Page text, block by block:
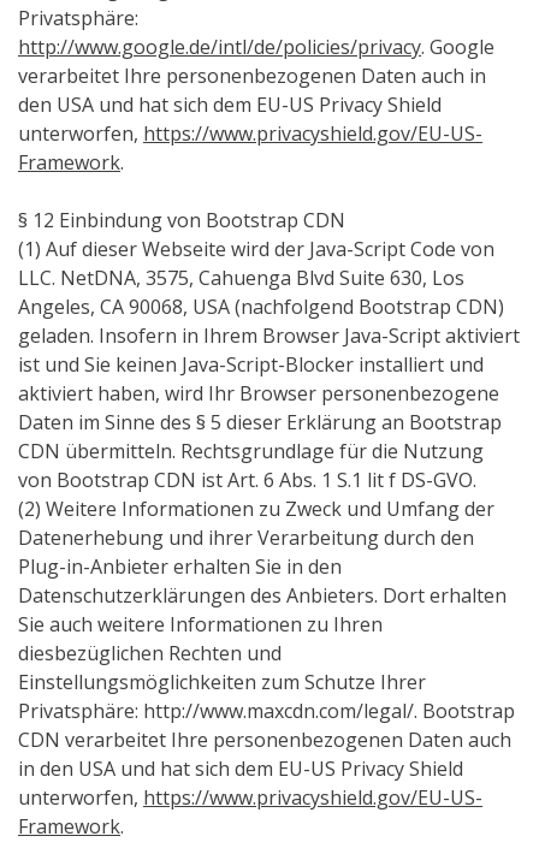
Privatsphäre:
http://www.google.de/intl/de/policies/privacy. Google
verarbeitet Ihre personenbezogenen Daten auch in
den USA und hat sich dem EU-US Privacy Shield
unterworfen, https://www.privacyshield.gov/EU-US-
Framework.
§ 12 Einbindung von Bootstrap CDN
(1) Auf dieser Webseite wird der Java-Script Code von
LLC. NetDNA, 3575, Cahuenga Blvd Suite 630, Los
Angeles, CA 90068, USA (nachfolgend Bootstrap CDN)
geladen. Insofern in Ihrem Browser Java-Script aktiviert
ist und Sie keinen Java-Script-Blocker installiert und
aktiviert haben, wird Ihr Browser personenbezogene
Daten im Sinne des § 5 dieser Erklärung an Bootstrap
CDN übermitteln. Rechtsgrundlage für die Nutzung
von Bootstrap CDN ist Art. 6 Abs. 1 S.1 lit f DS-GVO.
(2) Weitere Informationen zu Zweck und Umfang der
Datenerhebung und ihrer Verarbeitung durch den
Plug-in-Anbieter erhalten Sie in den
Datenschutzerklärungen des Anbieters. Dort erhalten
Sie auch weitere Informationen zu Ihren
diesbezüglichen Rechten und
Einstellungsmöglichkeiten zum Schutze Ihrer
Privatsphäre: http://www.maxcdn.com/legal/. Bootstrap
CDN verarbeitet Ihre personenbezogenen Daten auch
in den USA und hat sich dem EU-US Privacy Shield
unterworfen, https://www.privacyshield.gov/EU-US-
Framework.